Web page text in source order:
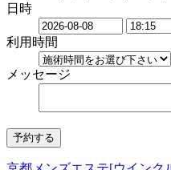
日時
利用時間
メッセージ